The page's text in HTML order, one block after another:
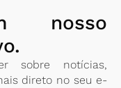
nosso
sobre notícias,
direto no seu e-